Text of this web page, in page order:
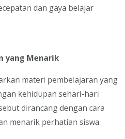
dan gaya belajar
yang Menarik
materi pembelajaran yang
kehidupan sehari-hari
dirancang dengan cara
menarik perhatian siswa.